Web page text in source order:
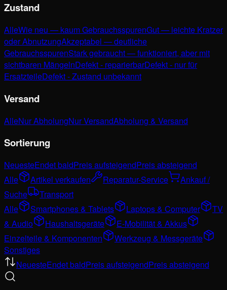
Zustand
AlleWie neu — kaum GebrauchsspurenGut — leichte Kratzer
oder AbnutzungAkzeptabel — deutliche
GebrauchsspurenStark gebraucht — funktioniert, aber mit
sichtbaren MängelnDefekt - reparierbarDefekt - nur für
ErsatzteileDefekt - Zustand unbekannt
Versand
AlleNur AbholungNur VersandAbholung & Versand
Sortierung
NeuesteEndet baldPreis aufsteigendPreis absteigend
Alle
Artikel verkaufen Reparatur-Service
Ankauf /
Suche
Transport
Alle
Smartphones & Tablets Laptops & Computer
TV
& Audio
Haushaltsgeräte
E-Mobilität & Akkus
Einzelteile & Komponenten
Werkzeug & Messgeräte
Sonstiges
NeuesteEndet baldPreis aufsteigendPreis absteigend